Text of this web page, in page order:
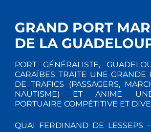
GRAND PORT
DE LA
PORT GÉNÉRALISTE,
CARAÏBES TRAITE UNE GRANDE
DE TRAFICS (PASSAGERS,
NAUTISME) ET ANIME
PORTUAIRE COMPÉTITIVE ET
QUAI FERDINAND DE LESSEPS